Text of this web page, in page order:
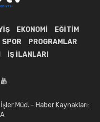
EKONOMI
EĞITIM
SPOR
PROGRAMLAR
İŞ İLANLARI
Müd. - Haber Kaynakları: